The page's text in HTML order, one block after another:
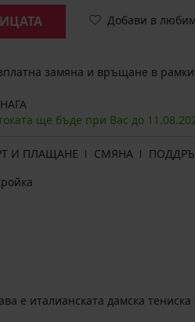
Добави в
замяна и връщане в
ще бъде при Вас до 11.08.
И ПЛАЩАНЕ СМЯНА
е италианската дамска тениска